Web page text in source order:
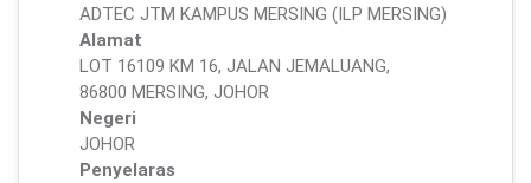
ADTEC JTM KAMPUS MERSING (ILP MERSING)
Alamat
LOT 16109 KM 16, JALAN JEMALUANG,
86800 MERSING, JOHOR
Negeri
JOHOR
Penyelaras